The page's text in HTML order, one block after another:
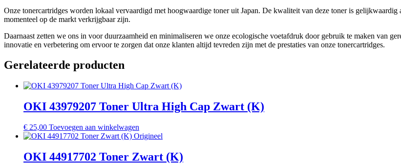
Onze tonercartridges worden lokaal vervaardigd met hoogwaardige toner uit Japan. De kwaliteit van deze toner is
momenteel op de markt verkrijgbaar zijn.
Daarnaast zetten we ons in voor duurzaamheid en minimaliseren we onze ecologische voetafdruk door gebruik te maken van
innovatie en verbetering om ervoor te zorgen dat onze klanten altijd tevreden zijn met de prestaties van onze tonercartridges.
Gerelateerde producten
OKI 43979207 Toner Ultra High Cap Zwart (K)
€ 25,00 Toevoegen aan winkelwagen
OKI 44917702 Toner Zwart (K)